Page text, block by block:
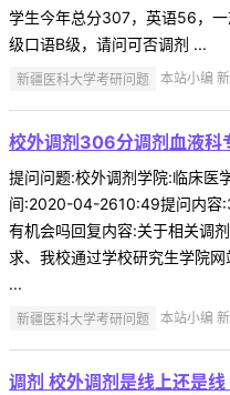
学生今年总分307，英语56，
级口语B级，请问可否调剂 ...
新疆医科大学考研问题 本站小编
校外调剂306分调剂血液科
提问问题:校外调剂学院:临床
间:2020-04-2610:49提问内容
有机会吗回复内容:关于相关调
求、我校通过学校研究生学院
...
新疆医科大学考研问题 本站小编
调剂 校外调剂是线上还是